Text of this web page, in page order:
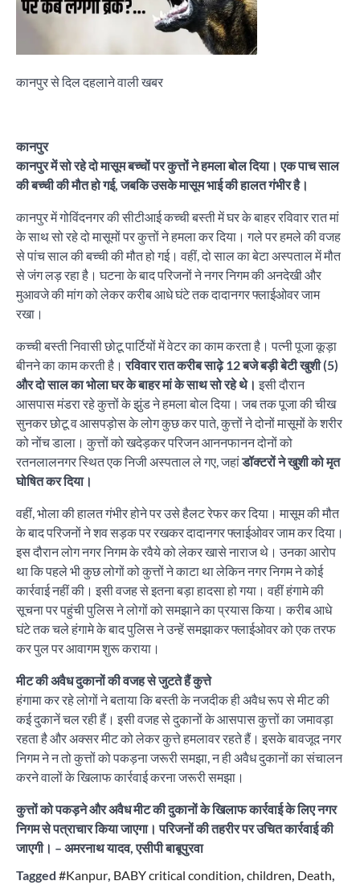
कानपुर से दिल दहलाने वाली खबर
कानपुर
कानपुर में सो रहे दो मासूम बच्चों पर कुत्तों ने हमला बोल दिया। एक पाच साल
की बच्ची की मौत हो गई, जबकि उसके मासूम भाई की हालत गंभीर है।
कानपुर में गोविंदनगर की सीटीआई कच्ची बस्ती में घर के बाहर रविवार रात मां
के साथ सो रहे दो मासूमों पर कुत्तों ने हमला कर दिया। गले पर हमले की वजह
से पांच साल की बच्ची की मौत हो गई। वहीं, दो साल का बेटा अस्पताल में मौत
से जंग लड़ रहा है। घटना के बाद परिजनों ने नगर निगम की अनदेखी और
मुआवजे की मांग को लेकर करीब आधे घंटे तक दादानगर फ्लाईओवर जाम
रखा।
कच्ची बस्ती निवासी छोटू पार्टियों में वेटर का काम करता है। पत्नी पूजा कूड़ा
बीनने का काम करती है। रविवार रात करीब साढ़े 12 बजे बड़ी बेटी खुशी (5)
और दो साल का भोला घर के बाहर मां के साथ सो रहे थे। इसी दौरान
आसपास मंडरा रहे कुत्तों के झुंड ने हमला बोल दिया। जब तक पूजा की चीख
सुनकर छोटू व आसपड़ोस के लोग कुछ कर पाते, कुत्तों ने दोनों मासूमों के शरीर
को नोंच डाला। कुत्तों को खदेड़कर परिजन आननफानन दोनों को
रतनलालनगर स्थित एक निजी अस्पताल ले गए, जहांडॉक्टरों ने खुशी को मृत
घोषित कर दिया।
वहीं, भोला की हालत गंभीर होने पर उसे हैलट रेफर कर दिया। मासूम की मौत
के बाद परिजनों ने शव सड़क पर रखकर दादानगर फ्लाईओवर जाम कर दिया।
इस दौरान लोग नगर निगम के रवैये को लेकर खासे नाराज थे। उनका आरोप
था कि पहले भी कुछ लोगों को कुत्तों ने काटा था लेकिन नगर निगम ने कोई
कार्रवाई नहीं की। इसी वजह से इतना बड़ा हादसा हो गया। वहीं हंगामे की
सूचना पर पहुंची पुलिस ने लोगों को समझाने का प्रयास किया। करीब आधे
घंटे तक चले हंगामे के बाद पुलिस ने उन्हें समझाकर फ्लाईओवर को एक तरफ
कर पुल पर आवागम शुरू कराया।
मीट की अवैध दुकानों की वजह से जुटते हैं कुत्ते
हंगामा कर रहे लोगों ने बताया कि बस्ती के नजदीक ही अवैध रूप से मीट की
कई दुकानें चल रही हैं। इसी वजह से दुकानों के आसपास कुत्तों का जमावड़ा
रहता है और अक्सर मीट को लेकर कुत्ते हमलावर रहते हैं। इसके बावजूद नगर
निगम ने न तो कुत्तों को पकड़ना जरूरी समझा, न ही अवैध दुकानों का संचालन
करने वालों के खिलाफ कार्रवाई करना जरूरी समझा।
कुत्तों को पकड़ने और अवैध मीट की दुकानों के खिलाफ कार्रवाई के लिए नगर
निगम से पत्राचार किया जाएगा। परिजनों की तहरीर पर उचित कार्रवाई की
जाएगी। – अमरनाथ यादव, एसीपी बाबूपुरवा
Tagged #Kanpur BABY critical condition children Death